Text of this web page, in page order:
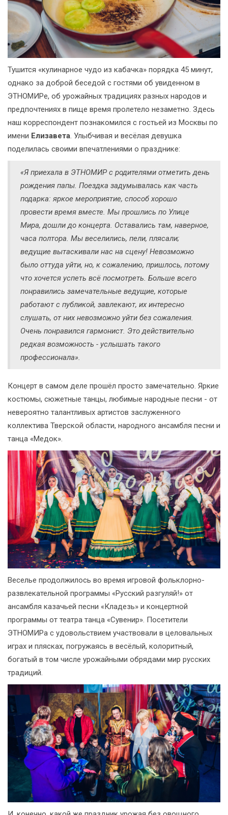
Тушится «кулинарное чудо из кабачка» порядка 45 минут,
однако за доброй беседой с гостями об увиденном в
ЭТНОМИРе, об урожайных традициях разных народов и
предпочтениях в пище время пролетело незаметно. Здесь
наш корреспондент познакомился с гостьей из Москвы по
имени Елизавета. Улыбчивая и весёлая девушка
поделилась своими впечатлениями о празднике:
«Я приехала в ЭТНОМИР с родителями отметить день
рождения папы. Поездка задумывалась как часть
подарка: яркое мероприятие, способ хорошо
провести время вместе. Мы прошлись по Улице
Мира, дошли до концерта. Оставались там, наверное,
часа полтора. Мы веселились, пели, плясали;
ведущие вытаскивали нас на сцену! Невозможно
было оттуда уйти, но, к сожалению, пришлось, потому
что хочется успеть всё посмотреть. Больше всего
понравились замечательные ведущие, которые
работают с публикой, завлекают, их интересно
слушать, от них невозможно уйти без сожаления.
Очень понравился гармонист. Это действительно
редкая возможность - услышать такого
профессионала».
Концерт в самом деле прошёл просто замечательно. Яркие
костюмы, сюжетные танцы, любимые народные песни - от
невероятно талантливых артистов заслуженного
коллектива Тверской области, народного ансамбля песни и
танца «Медок».
Веселье продолжилось во время игровой фольклорно-
развлекательной программы «Русский разгуляй!» от
ансамбля казачьей песни «Кладезь» и концертной
программы от театра танца «Сувенир». Посетители
ЭТНОМИРа с удовольствием участвовали в целовальных
играх и плясках, погружаясь в весёлый, колоритный,
богатый в том числе урожайными обрядами мир русских
традиций.